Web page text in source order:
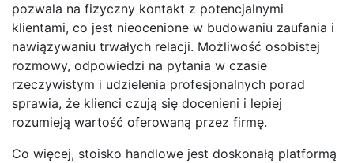
pozwala na fizyczny kontakt z potencjalnymi
klientami, co jest nieocenione w budowaniu zaufania i
nawiązywaniu trwałych relacji. Możliwość osobistej
rozmowy, odpowiedzi na pytania w czasie
rzeczywistym i udzielenia profesjonalnych porad
sprawia, że klienci czują się docenieni i lepiej
rozumieją wartość oferowaną przez firmę.
Co więcej, stoisko handlowe jest doskonałą platformą